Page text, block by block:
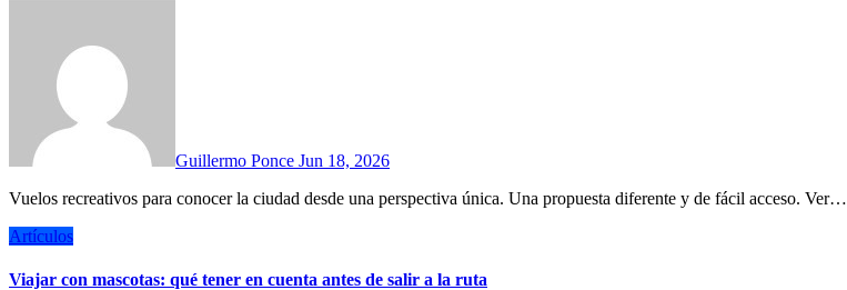
Guillermo Ponce Jun 18, 2026
Vuelos recreativos para conocer la ciudad desde una perspectiva única. Una propuesta diferente y de fácil acceso. Ver…
Artículos
Viajar con mascotas: qué tener en cuenta antes de salir a la ruta